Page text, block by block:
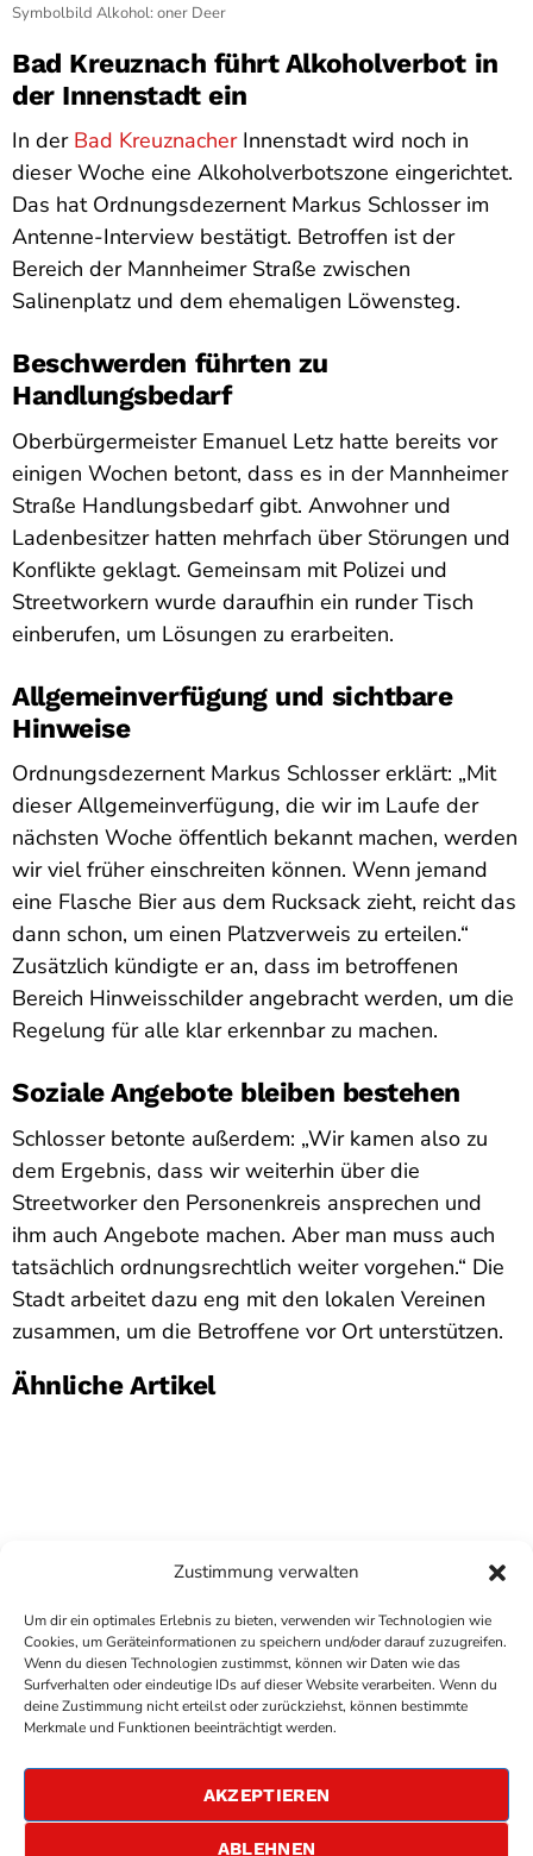
Zustimmung verwalten
Um dir ein optimales Erlebnis zu bieten, verwenden wir Technologien wie
Cookies, um Geräteinformationen zu speichern und/oder darauf zuzugreifen.
Wenn du diesen Technologien zustimmst, können wir Daten wie das
Surfverhalten oder eindeutige IDs auf dieser Website verarbeiten. Wenn du
deine Zustimmung nicht erteilst oder zurückziehst, können bestimmte
Merkmale und Funktionen beeinträchtigt werden.
AKZEPTIEREN
ABLEHNEN
Symbolbild Alkohol: oner Deer
Bad Kreuznach führt Alkoholverbot in
der Innenstadt ein
In der Bad KreuznacherInnenstadt wird noch in
dieser Woche eine Alkoholverbotszone eingerichtet.
Das hat Ordnungsdezernent Markus Schlosser im
Antenne-Interview bestätigt. Betroffen ist der
Bereich der Mannheimer Straße zwischen
Salinenplatz und dem ehemaligen Löwensteg.
Beschwerden führten zu
Handlungsbedarf
Oberbürgermeister Emanuel Letz hatte bereits vor
einigen Wochen betont, dass es in der Mannheimer
Straße Handlungsbedarf gibt. Anwohner und
Ladenbesitzer hatten mehrfach über Störungen und
Konflikte geklagt. Gemeinsam mit Polizei und
Streetworkern wurde daraufhin ein runder Tisch
einberufen, um Lösungen zu erarbeiten.
Allgemeinverfügung und sichtbare
Hinweise
Ordnungsdezernent Markus Schlosser erklärt: „Mit
dieser Allgemeinverfügung, die wir im Laufe der
nächsten Woche öffentlich bekannt machen, werden
wir viel früher einschreiten können. Wenn jemand
eine Flasche Bier aus dem Rucksack zieht, reicht das
dann schon, um einen Platzverweis zu erteilen.“
Zusätzlich kündigte er an, dass im betroffenen
Bereich Hinweisschilder angebracht werden, um die
Regelung für alle klar erkennbar zu machen.
Soziale Angebote bleiben bestehen
Schlosser betonte außerdem: „Wir kamen also zu
dem Ergebnis, dass wir weiterhin über die
Streetworker den Personenkreis ansprechen und
ihm auch Angebote machen. Aber man muss auch
tatsächlich ordnungsrechtlich weiter vorgehen.“ Die
Stadt arbeitet dazu eng mit den lokalen Vereinen
zusammen, um die Betroffene vor Ort unterstützen.
Ähnliche Artikel
COPYRIGHTANTENNE BAD KREUZNACH
DATENSCHUTZERKLÄRUNG
ALLGEMEINE GESCHÄFTSBEDINGUNGEN